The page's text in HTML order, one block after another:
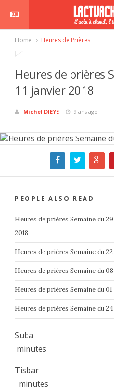
Home Heures de Prières
Heures de prières
11 janvier 2018
Michel DIEYE 9 ans ago
PEOPLE ALSO READ
Heures de prières Semaine du
2018
Heures de prières Semaine du 22
Heures de prières Semaine du 08
Heures de prières Semaine du 01
Heures de prières Semaine du
Suba 06
minutes
Tisbar 14
minutes